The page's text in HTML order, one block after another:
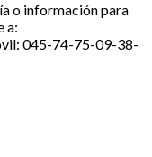
o información para
a:
045-74-75-09-38-